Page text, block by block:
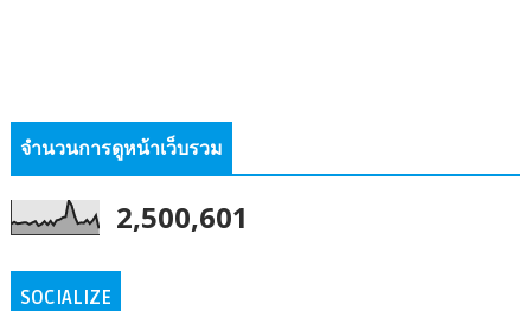
จำนวนการดูหน้าเว็บรวม
2,500,601
SOCIALIZE